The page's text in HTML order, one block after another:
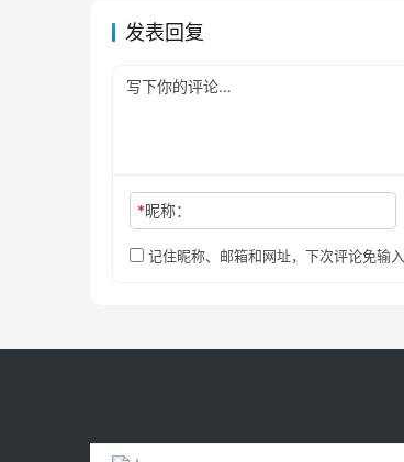
发表回复
*昵称：
记住昵称、邮箱和网址，下次评论免输入